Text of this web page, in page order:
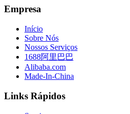
Empresa
Início
Sobre Nós
Nossos Serviços
1688阿里巴巴
Alibaba.com
Made-In-China
Links Rápidos